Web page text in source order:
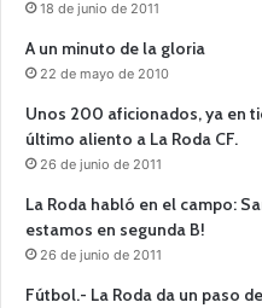
18 de junio de 2011
A un minuto de la gloria
22 de mayo de 2010
Unos 200 aficionados, ya en
último aliento a La Roda CF.
26 de junio de 2011
La Roda habló en el campo:
estamos en segunda B!
26 de junio de 2011
Fútbol.- La Roda da un paso